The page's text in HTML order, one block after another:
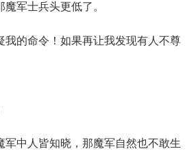
军士兵头更低了。
的命令！如果再让我发现有人不尊
中人皆知晓，那魔军自然也不敢生